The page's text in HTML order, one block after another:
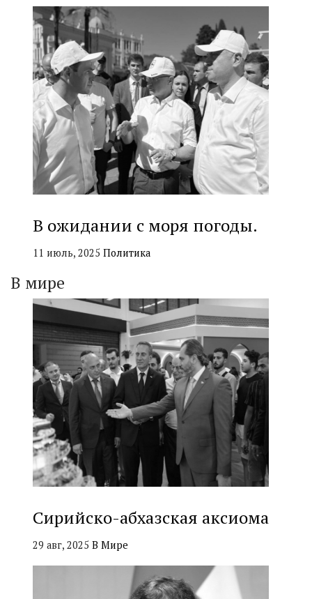
В ожидании с моря погоды.
11 июль, 2025 Политика
В мире
Сирийско-абхазская аксиома
29 авг, 2025 В Мире